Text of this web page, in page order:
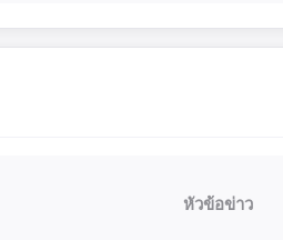
หัวข้อข่าว